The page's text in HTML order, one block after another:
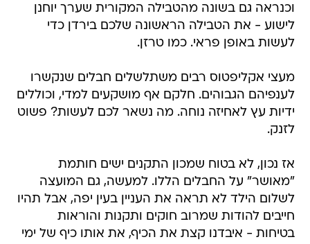
וכנראה גם בשונה מהטבילה המקורית שערך יוחנן
לישוע - את הטבילה הראשונה שלכם בירדן כדי
לעשות באופן פראי. כמו טרזן.
מעצי אקליפטוס רבים משתלשלים חבלים שנקשרו
לענפיהם הגבוהים. חלקם אף מושקעים למדי, וכוללים
ידיות עץ לאחיזה נוחה. מה נשאר לכם לעשות? פשוט
לזנק.
אז נכון, לא בטוח שמכון התקנים ישים חותמת
"מאושר" על החבלים הללו. למעשה, גם המועצה
לשלום הילד לא תראה את העניין בעין יפה, אבל תהיו
חייבים להודות שמרוב חוקים ותקנות והוראות
בטיחות - איבדנו קצת את הכיף, את אותו כיף של ימי